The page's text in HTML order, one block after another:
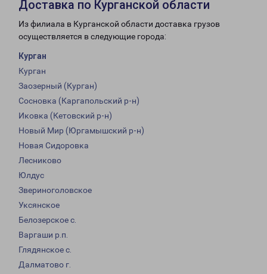
Доставка по Курганской области
Из филиала в Курганской области доставка грузов
осуществляется в следующие города:
Курган
Курган
Заозерный (Курган)
Сосновка (Каргапольский р-н)
Иковка (Кетовский р-н)
Новый Мир (Юргамышский р-н)
Новая Сидоровка
Лесниково
Юлдус
Звериноголовское
Уксянское
Белозерское с.
Варгаши р.п.
Глядянское с.
Далматово г.